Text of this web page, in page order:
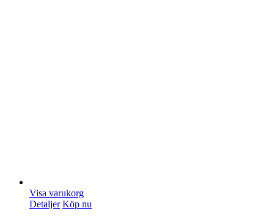
Visa varukorg
Detaljer Köp nu